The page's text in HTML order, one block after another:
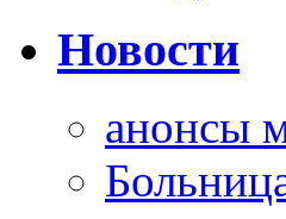
Новости
анонсы